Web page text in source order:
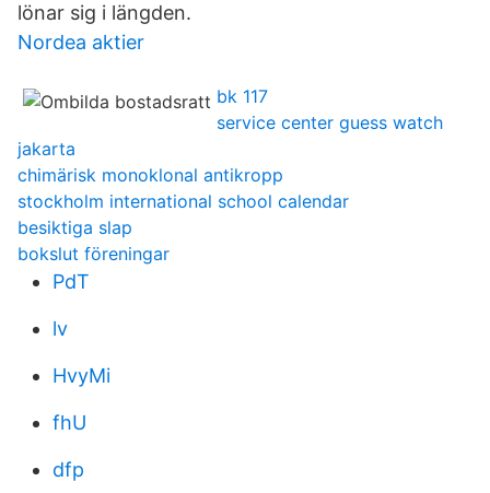
lönar sig i längden.
Nordea aktier
bk 117
service center guess watch
jakarta
chimärisk monoklonal antikropp
stockholm international school calendar
besiktiga slap
bokslut föreningar
PdT
lv
HvyMi
fhU
dfp